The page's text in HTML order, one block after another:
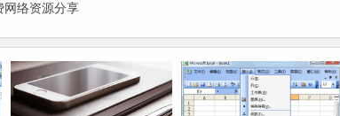
网络资源分享